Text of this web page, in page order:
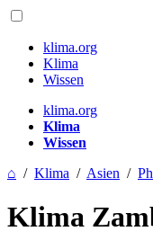
klima.org
Klima
Wissen
klima.org
Klima
Wissen
⌂ / Klima / Asien /
Klima